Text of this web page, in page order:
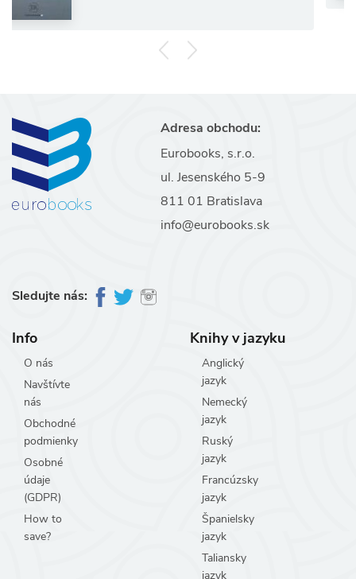
Adresa obchodu:
Eurobooks, s.r.o.
ul. Jesenského 5-9
811 01 Bratislava
info@eurobooks.sk
Sledujte nás:
Info
O nás
Navštívte
nás
Obchodné
podmienky
Osobné
údaje
(GDPR)
How to
save?
Knihy v jazyku
Anglický
jazyk
Nemecký
jazyk
Ruský
jazyk
Francúzsky
jazyk
Španielsky
jazyk
Taliansky
jazyk